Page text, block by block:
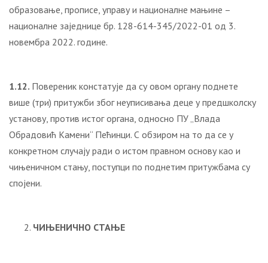
образовање, прописе, управу и националне мањине –
националне заједнице бр. 128-614-345/2022-01 од 3.
новембра 2022. године.
1.12. Повереник констатује да су овом органу поднете
више (три) притужби због неуписивања деце у предшколску
установу, против истог органа, односно ПУ „Влада
Обрадовић Камени“ Пећинци. С обзиром на то да се у
конкретном случају ради о истом правном основу као и
чињеничном стању, поступци по поднетим притужбама су
спојени.
ЧИЊЕНИЧНО СТАЊЕ